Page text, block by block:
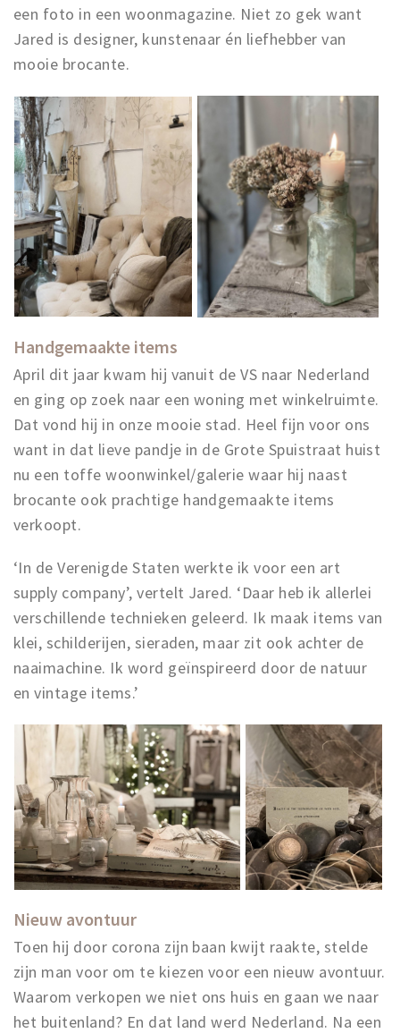
Sport
Natuur
Inloggen
een foto in een woonmagazine. Niet zo gek want
Jared is designer, kunstenaar én liefhebber van
mooie brocante.
Handgemaakte items
April dit jaar kwam hij vanuit de VS naar Nederland
en ging op zoek naar een woning met winkelruimte.
Dat vond hij in onze mooie stad. Heel fijn voor ons
want in dat lieve pandje in de Grote Spuistraat huist
nu een toffe woonwinkel/galerie waar hij naast
brocante ook prachtige handgemaakte items
verkoopt.
‘In de Verenigde Staten werkte ik voor een art
supply company’, vertelt Jared. ‘Daar heb ik allerlei
verschillende technieken geleerd. Ik maak items van
klei, schilderijen, sieraden, maar zit ook achter de
naaimachine. Ik word geïnspireerd door de natuur
en vintage items.’
Nieuw avontuur
Toen hij door corona zijn baan kwijt raakte, stelde
zijn man voor om te kiezen voor een nieuw avontuur.
Waarom verkopen we niet ons huis en gaan we naar
het buitenland? En dat land werd Nederland. Na een